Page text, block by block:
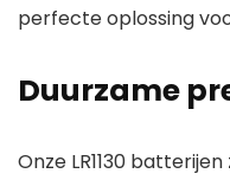
perfecte oplossing
Duurzame
Onze LR1130